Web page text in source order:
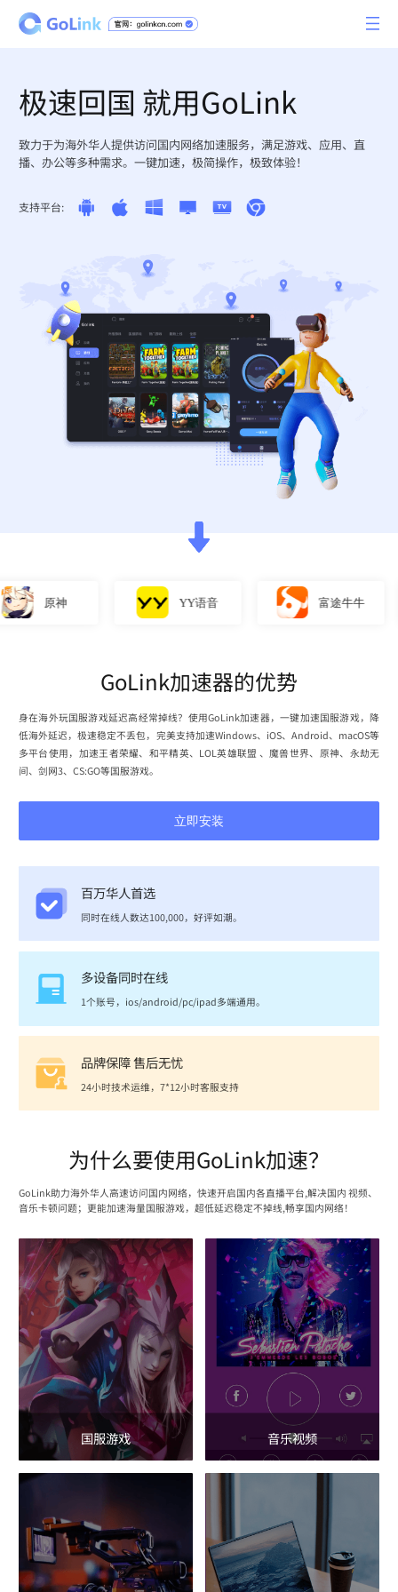
极速回国 就用GoLink
致力于为海外华人提供访问国内网络加速服务，满足游戏、应用、直
播、办公等多种需求。一键加速，极简操作，极致体验！
支持平台:
原神 YY语音 富途牛牛
GoLink加速器的优势
身在海外玩国服游戏延迟高经常掉线？使用GoLink加速器，一键加速国服游戏，降
低海外延迟，极速稳定不丢包，完美支持加速Windows、iOS、Android、macOS等
多平台使用，加速王者荣耀、和平精英、LOL英雄联盟 、魔兽世界、原神、永劫无
间、剑网3、CS:GO等国服游戏。
立即安装
百万华人首选
同时在线人数达100,000，好评如潮。
多设备同时在线
1个账号，ios/android/pc/ipad多端通用。
品牌保障 售后无忧
24小时技术运维，7*12小时客服支持
为什么要使用GoLink加速？
GoLink助力海外华人高速访问国内网络，快速开启国内各直播平台,解决国内 视频、
音乐卡顿问题；更能加速海量国服游戏，超低延迟稳定不掉线,畅享国内网络！
国服游戏 音乐视频